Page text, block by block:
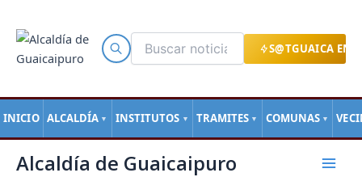
S@TGUAICA EN
INICIO ALCALDÍA ▼ INSTITUTOS ▼ TRAMITES ▼ COMUNAS ▼
contenido
Alcaldía de Guaicaipuro
Main
de